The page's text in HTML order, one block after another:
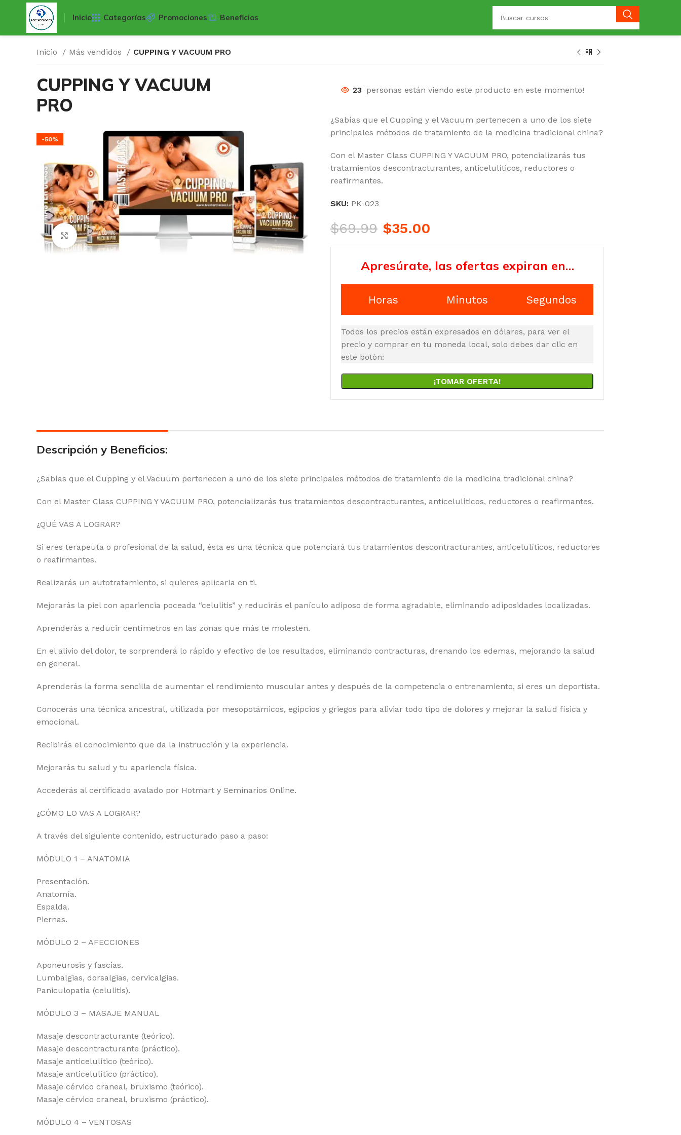
Inicio Categorías Promociones Beneficios
Inicio Más vendidos CUPPING Y VACUUM PRO
CUPPING Y VACUUM
PRO
-50%
Click para agrandar
23 personas están viendo este producto en este momento!
¿Sabías que el Cupping y el Vacuum pertenecen a uno de los siete
principales métodos de tratamiento de la medicina tradicional china?
Con el Master Class CUPPING Y VACUUM PRO, potencializarás tus
tratamientos descontracturantes, anticelulíticos, reductores o
reafirmantes.
SKU: PK-023
$69.99 $35.00
Apresúrate, las ofertas expiran en…
Horas Minutos Segundos
Todos los precios están expresados en dólares, para ver el
precio y comprar en tu moneda local, solo debes dar clic en
este botón:
¡TOMAR OFERTA!
Descripción y Beneficios:
¿Sabías que el Cupping y el Vacuum pertenecen a uno de los siete principales métodos de tratamiento de la medicina tradicional china?
Con el Master Class CUPPING Y VACUUM PRO, potencializarás tus tratamientos descontracturantes, anticelulíticos, reductores o reafirmantes.
¿QUÉ VAS A LOGRAR?
Si eres terapeuta o profesional de la salud, ésta es una técnica que potenciará tus tratamientos descontracturantes, anticelulíticos, reductores
o reafirmantes.
Realizarás un autotratamiento, si quieres aplicarla en ti.
Mejorarás la piel con apariencia poceada “celulitis” y reducirás el panículo adiposo de forma agradable, eliminando adiposidades localizadas.
Aprenderás a reducir centímetros en las zonas que más te molesten.
En el alivio del dolor, te sorprenderá lo rápido y efectivo de los resultados, eliminando contracturas, drenando los edemas, mejorando la salud
en general.
Aprenderás la forma sencilla de aumentar el rendimiento muscular antes y después de la competencia o entrenamiento, si eres un deportista.
Conocerás una técnica ancestral, utilizada por mesopotámicos, egipcios y griegos para aliviar todo tipo de dolores y mejorar la salud física y
emocional.
Recibirás el conocimiento que da la instrucción y la experiencia.
Mejorarás tu salud y tu apariencia física.
Accederás al certificado avalado por Hotmart y Seminarios Online.
¿CÓMO LO VAS A LOGRAR?
A través del siguiente contenido, estructurado paso a paso:
MÓDULO 1 – ANATOMIA
Presentación.
Anatomía.
Espalda.
Piernas.
MÓDULO 2 – AFECCIONES
Aponeurosis y fascias.
Lumbalgias, dorsalgias, cervicalgias.
Paniculopatía (celulitis).
MÓDULO 3 – MASAJE MANUAL
Masaje descontracturante (teórico).
Masaje descontracturante (práctico).
Masaje anticelulítico (teórico).
Masaje anticelulítico (práctico).
Masaje cérvico craneal, bruxismo (teórico).
Masaje cérvico craneal, bruxismo (práctico).
MÓDULO 4 – VENTOSAS